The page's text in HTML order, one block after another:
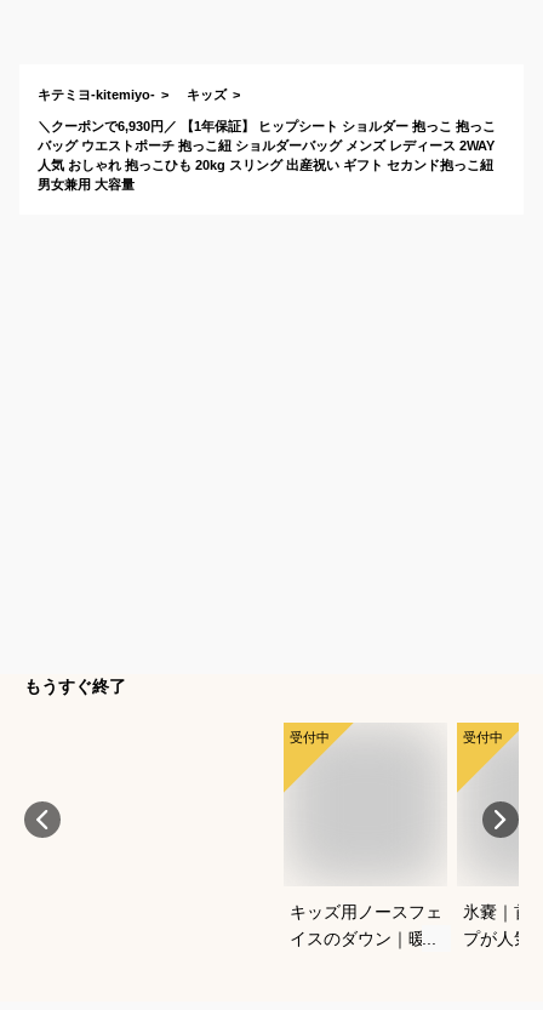
キテミヨ-kitemiyo- キッズ
＼クーポンで6,930円／ 【1年保証】 ヒップシート ショルダー 抱っこ 抱っこ
バッグ ウエストポーチ 抱っこ紐 ショルダーバッグ メンズ レディース 2WAY
人気 おしゃれ 抱っこひも 20kg スリング 出産祝い ギフト セカンド抱っこ紐
男女兼用 大容量
もうすぐ終了
受付中
キッズ用ノースフェ
イスのダウン｜暖か
受付中
氷嚢｜首
プが人気